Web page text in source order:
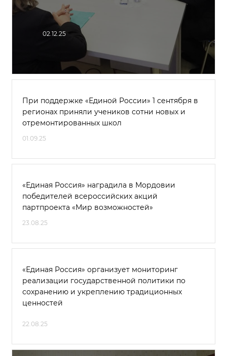
02.12.25
При поддержке «Единой России» 1 сентября в
регионах приняли учеников сотни новых и
отремонтированных школ
01.09.25
«Единая Россия» наградила в Мордовии
победителей всероссийских акций
партпроекта «Мир возможностей»
23.08.25
«Единая Россия» организует мониторинг
реализации государственной политики по
сохранению и укреплению традиционных
ценностей
22.08.25